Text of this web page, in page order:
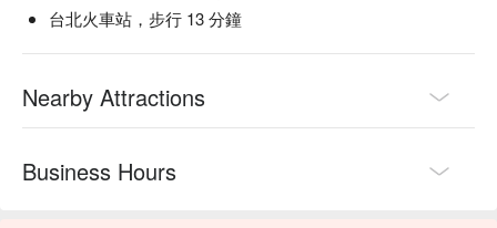
台北火車站，步行 13 分鐘
Nearby Attractions
Business Hours